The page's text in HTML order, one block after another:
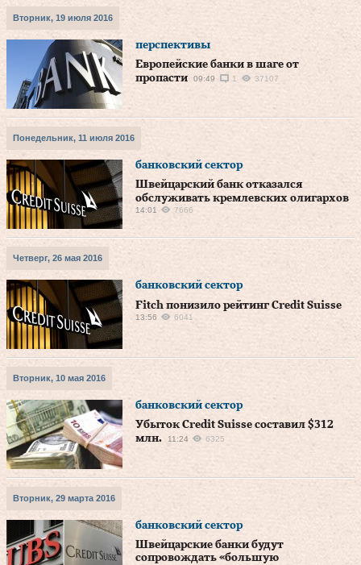
Вторник, 19 июля 2016
перспективы
Европейские банки в шаге от
пропасти
09:49 1 37107
Понедельник, 11 июля 2016
банковский сектор
Швейцарский банк отказался
обслуживать кремлевских олигархов
14:01 7666
Четверг, 26 мая 2016
банковский сектор
Fitch понизило рейтинг Credit Suisse
13:56 6041
Вторник, 10 мая 2016
банковский сектор
Убыток Credit Suisse составил $312
млн.
11:24 6325
Вторник, 29 марта 2016
банковский сектор
Швейцарские банки будут
сопровождать «большую